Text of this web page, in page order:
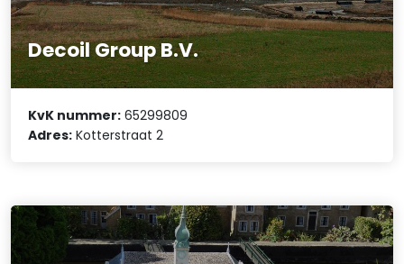
Decoil Group B.V.
KvK nummer: 65299809
Adres: Kotterstraat 2